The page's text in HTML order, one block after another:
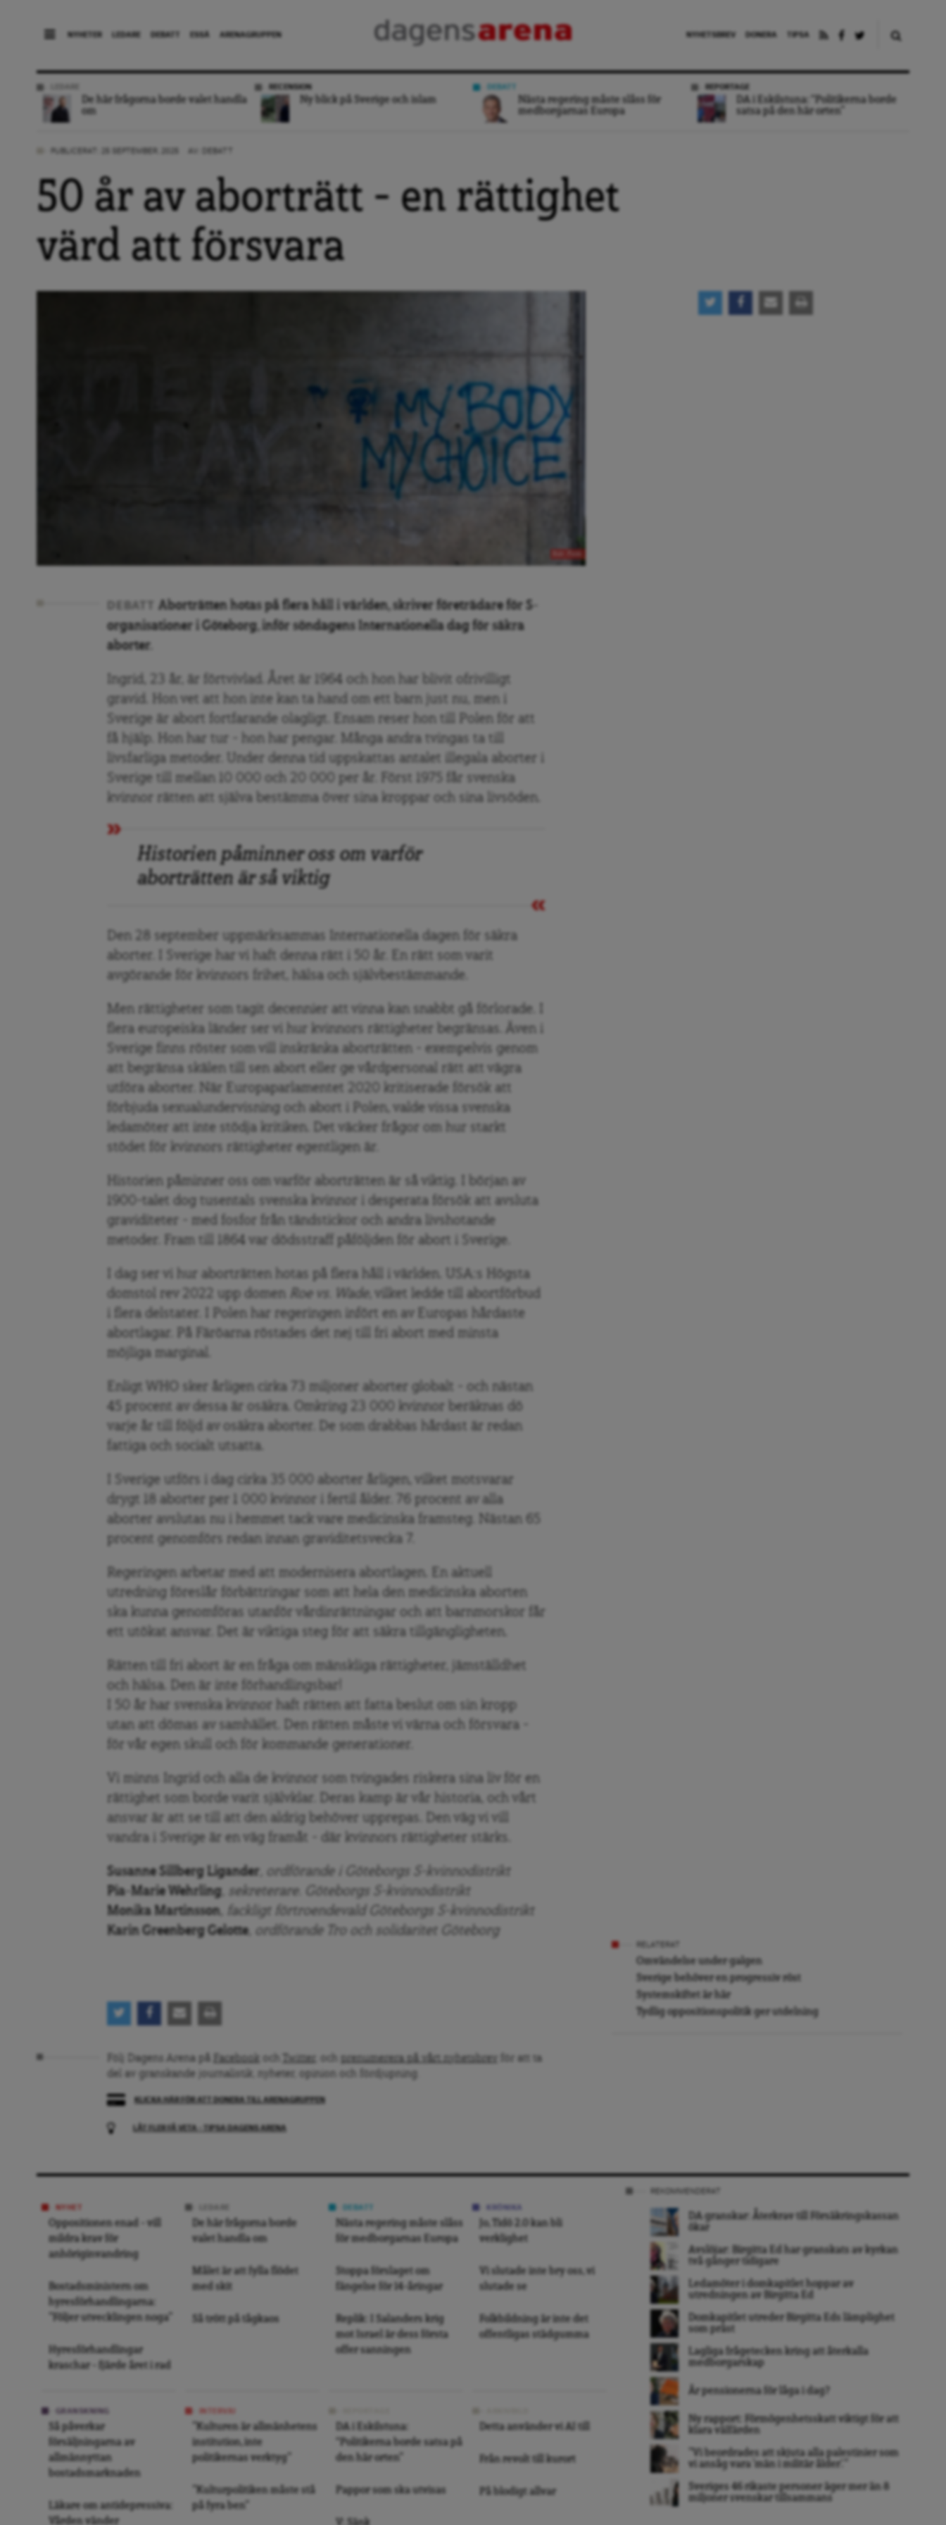
NYHETER LEDARE DEBATT ESSÄ ARENAGRUPPEN NYHETSBREV DONERA TIPSA
De här frågorna borde valet handla
om
RECENSION
Ny blick på Sverige och islam
Nästa regering måste slåss för
medborgarnas Europa
REPORTAGE
DA i Eskilstuna: “Politikerna borde
satsa på den här orten”
PUBLICERAT: 25 SEPTEMBER, 2025
50 år av aborträtt – en rättighet
värd att försvara
DEBATT
Aborträtten hotas på flera håll i världen, skriver företrädare för S-
organisationer i Göteborg, inför söndagens Internationella dag för säkra
aborter.
Ingrid, 23 år, är förtvivlad. Året är 1964 och hon har blivit ofrivilligt
gravid. Hon vet att hon inte kan ta hand om ett barn just nu, men i
Sverige är abort fortfarande olagligt. Ensam reser hon till Polen för att
få hjälp. Hon har tur – hon har pengar. Många andra tvingas ta till
livsfarliga metoder. Under denna tid uppskattas antalet illegala aborter i
Sverige till mellan 10 000 och 20 000 per år. Först 1975 får svenska
kvinnor rätten att själva bestämma över sina kroppar och sina livsöden.
Historien påminner oss om varför
aborträtten är så viktig
Den 28 september uppmärksammas Internationella dagen för säkra
aborter. I Sverige har vi haft denna rätt i 50 år. En rätt som varit
avgörande för kvinnors frihet, hälsa och självbestämmande.
Men rättigheter som tagit decennier att vinna kan snabbt gå förlorade. I
flera europeiska länder ser vi hur kvinnors rättigheter begränsas. Även i
Sverige finns röster som vill inskränka aborträtten – exempelvis genom
att begränsa skälen till sen abort eller ge vårdpersonal rätt att vägra
utföra aborter. När Europaparlamentet 2020 kritiserade försök att
förbjuda sexualundervisning och abort i Polen, valde vissa svenska
ledamöter att inte stödja kritiken. Det väcker frågor om hur starkt
stödet för kvinnors rättigheter egentligen är.
Historien påminner oss om varför aborträtten är så viktig. I början av
1900-talet dog tusentals svenska kvinnor i desperata försök att avsluta
graviditeter – med fosfor från tändstickor och andra livshotande
metoder. Fram till 1864 var dödsstraff påföljden för abort i Sverige.
I dag ser vi hur aborträtten hotas på flera håll i världen. USA:s Högsta
domstol rev 2022 upp domen
Roe vs. Wade , vilket ledde till abortförbud
i flera delstater. I Polen har regeringen infört en av Europas hårdaste
abortlagar. På Färöarna röstades det nej till fri abort med minsta
möjliga marginal.
Enligt WHO sker årligen cirka 73 miljoner aborter globalt – och nästan
45 procent av dessa är osäkra. Omkring 23 000 kvinnor beräknas dö
varje år till följd av osäkra aborter. De som drabbas hårdast är redan
fattiga och socialt utsatta.
I Sverige utförs i dag cirka 35 000 aborter årligen, vilket motsvarar
drygt 18 aborter per 1 000 kvinnor i fertil ålder. 76 procent av alla
aborter avslutas nu i hemmet tack vare medicinska framsteg. Nästan 65
procent genomförs redan innan graviditetsvecka 7.
Regeringen arbetar med att modernisera abortlagen. En aktuell
utredning föreslår förbättringar som att hela den medicinska aborten
ska kunna genomföras utanför vårdinrättningar och att barnmorskor får
ett utökat ansvar. Det är viktiga steg för att säkra tillgängligheten.
Rätten till fri abort är en fråga om mänskliga rättigheter, jämställdhet
och hälsa. Den är inte förhandlingsbar!
I 50 år har svenska kvinnor haft rätten att fatta beslut om sin kropp
utan att dömas av samhället. Den rätten måste vi värna och försvara –
för vår egen skull och för kommande generationer.
Vi minns Ingrid och alla de kvinnor som tvingades riskera sina liv för en
rättighet som borde varit självklar. Deras kamp är vår historia, och vårt
ansvar är att se till att den aldrig behöver upprepas. Den väg vi vill
vandra i Sverige är en väg framåt – där kvinnors rättigheter stärks.
Susanne Sillberg Ligander , ordförande i Göteborgs S-kvinnodistrikt
Pia-Marie Wehrling , sekreterare. Göteborgs S-kvinnodistrikt
Monika Martinsson, fackligt förtroendevald Göteborgs S-kvinnodistrikt
Karin Greenberg Gelotte, ordförande Tro och solidaritet Göteborg
Följ Dagens Arena på Facebook Twitter prenumerera på vårt nyhetsbrev
för att ta
del av granskande journalistik, nyheter, opinion och fördjupning.
LÅT FLER FÅ VETA – TIPSA DAGENS ARENA
Omvändelse under galgen
Sverige behöver en progressiv röst
Systemskiftet är här
Tydlig oppositionspolitik ger utdelning
Oppositionen enad – vill
mildra krav för
anhöriginvandring
Bostadsministern om
hyresförhandlingarna:
”Följer utvecklingen noga”
Hyresförhandlingar
kraschar – fjärde året i rad
De här frågorna borde
valet handla om
Målet är att fylla flödet
med skit
Så trött på tågkaos
Nästa regering måste slåss
för medborgarnas Europa
Stoppa förslaget om
fängelse för 14-åringar
Replik: I Salanders krig
mot Israel är dess första
offer sanningen
Jo, Tidö 2.0 kan bli
verklighet
Vi slutade inte bry oss, vi
slutade se
Folkbildning är inte det
offentligas städgumma
Så påverkar
försäljningarna av
allmännyttan
bostadsmarknaden
Läkare om antidepressiva:
Vården vänder
”Kulturen är allmänhetens
institution, inte
politikernas verktyg”
”Kulturpolitiken måste stå
på fyra ben”
DA i Eskilstuna:
“Politikerna borde satsa på
den här orten”
Pappor som ska utvisas
Detta använder vi AI till
Från revolt till kurort
På blodigt allvar
DA granskar: Återkrav till Försäkringskassan
ökar
Avslöjar: Birgitta Ed har granskats av kyrkan
två gånger tidigare
Ledamöter i domkapitlet hoppar av
utredningen av Birgitta Ed
Domkapitlet utreder Birgitta Eds lämplighet
som präst
Lagliga frågetecken kring att återkalla
medborgarskap
Är pensionerna för låga i dag?
Ny rapport: Förmögenhetsskatt viktigt för att
klara välfärden
”Vi beordrades att skjuta alla palestinier som
vi ansåg vara ’män i militär ålder’. ”
Sveriges 46 rikaste personer äger mer än 8
miljoner svenskar tillsammans